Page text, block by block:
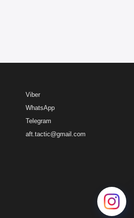
Viber
WhatsApp
Telegram
aft.tactic@gmail.com